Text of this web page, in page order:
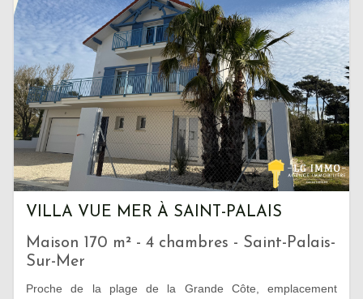
VILLA VUE MER À SAINT-PALAIS
Maison 170 m² - 4 chambres - Saint-Palais-
Sur-Mer
Proche de la plage de la Grande Côte, emplacement